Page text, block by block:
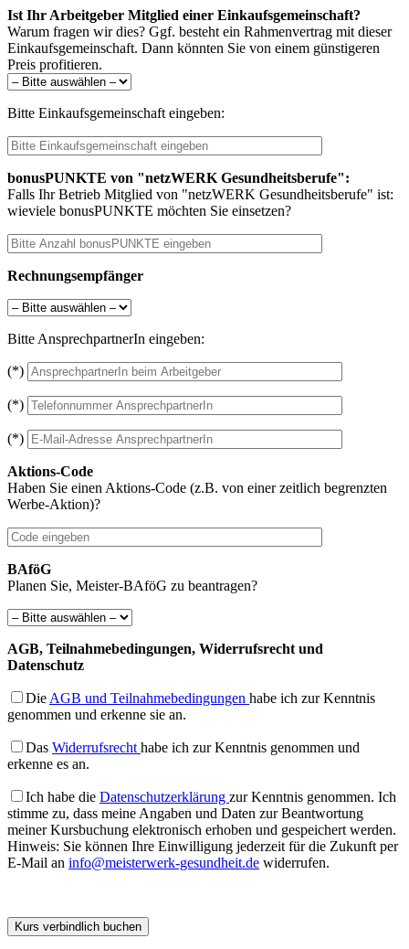
Ist Ihr Arbeitgeber Mitglied einer Einkaufsgemeinschaft?
Warum fragen wir dies? Ggf. besteht ein Rahmenvertrag mit dieser
Einkaufsgemeinschaft. Dann könnten Sie von einem günstigeren
Preis profitieren.
Bitte Einkaufsgemeinschaft eingeben:
bonusPUNKTE von "netzWERK Gesundheitsberufe":
Falls Ihr Betrieb Mitglied von "netzWERK Gesundheitsberufe" ist:
wieviele bonusPUNKTE möchten Sie einsetzen?
Rechnungsempfänger
Bitte AnsprechpartnerIn eingeben:
(*)
(*)
(*)
Aktions-Code
Haben Sie einen Aktions-Code (z.B. von einer zeitlich begrenzten
Werbe-Aktion)?
BAföG
Planen Sie, Meister-BAföG zu beantragen?
AGB, Teilnahmebedingungen, Widerrufsrecht und
Datenschutz
Die AGB und Teilnahmebedingungen habe ich zur Kenntnis
genommen und erkenne sie an.
Das Widerrufsrecht habe ich zur Kenntnis genommen und
erkenne es an.
Ich habe die Datenschutzerklärung zur Kenntnis genommen. Ich
stimme zu, dass meine Angaben und Daten zur Beantwortung
meiner Kursbuchung elektronisch erhoben und gespeichert werden.
Hinweis: Sie können Ihre Einwilligung jederzeit für die Zukunft per
E-Mail an info@meisterwerk-gesundheit.de widerrufen.